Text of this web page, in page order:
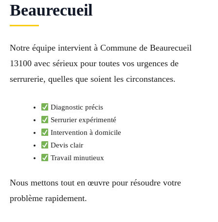
Beaurecueil
Notre équipe intervient à Commune de Beaurecueil
13100 avec sérieux pour toutes vos urgences de
serrurerie, quelles que soient les circonstances.
Diagnostic précis
Serrurier expérimenté
Intervention à domicile
Devis clair
Travail minutieux
Nous mettons tout en œuvre pour résoudre votre
problème rapidement.